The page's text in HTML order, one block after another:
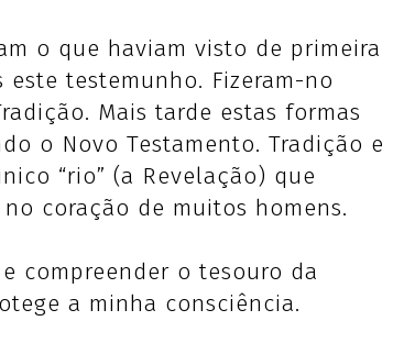
o que haviam visto de primeira
este testemunho. Fizeram-no
Mais tarde estas formas
o Novo Testamento. Tradição e
“rio” (a Revelação) que
coração de muitos homens.
compreender o tesouro da
a minha consciência.